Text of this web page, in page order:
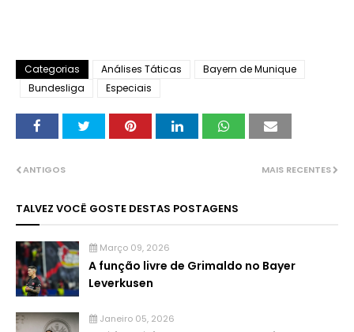
Categorias Análises Táticas
Bayern de Munique
Bundesliga
Especiais
MAIS RECENTES
ANTIGOS
TALVEZ VOCÊ GOSTE DESTAS POSTAGENS
Março 09, 2026
A função livre de Grimaldo no Bayer
Leverkusen
Janeiro 05, 2026